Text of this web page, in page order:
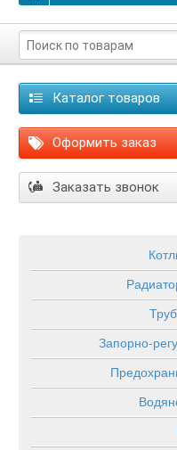
Каталог товаров
Оформить заказ
Заказать звонок
Запорно-